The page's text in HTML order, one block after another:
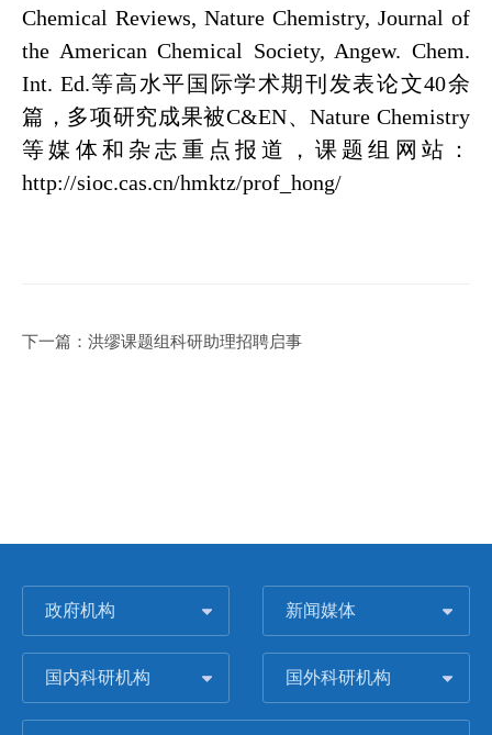
Chemical Reviews, Nature Chemistry, Journal of
the American Chemical Society, Angew. Chem.
Int. Ed.等高水平国际学术期刊发表论文40余
篇，多项研究成果被C&EN、Nature Chemistry
等媒体和杂志重点报道，课题组网站：
http://sioc.cas.cn/hmktz/prof_hong/
下一篇： 洪缪课题组科研助理招聘启事
政府机构 新闻媒体
国内科研机构 国外科研机构